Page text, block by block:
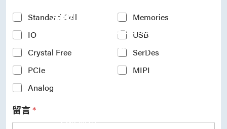
Applications
M31’s vision is to be the most
trustworthy IP company in the
semiconductor industry.
存储应用
c
e
s
s
N
o
d
e
*
Y
o
u
r
I
n
t
e
r
e
s
t
Standard Cell
Memories
IO
USB
Crystal Free
SerDes
PCIe
MIPI
Analog
留言*